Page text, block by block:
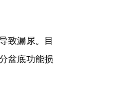
致漏尿。目
盆底功能损